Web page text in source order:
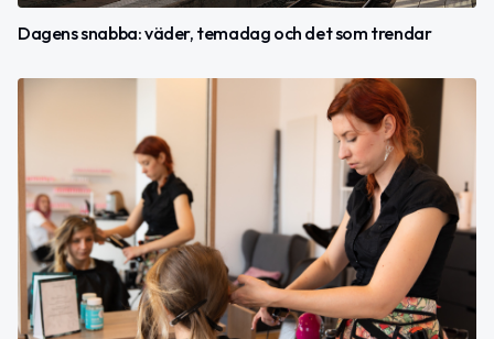
Dagens snabba: väder, temadag och det som trendar